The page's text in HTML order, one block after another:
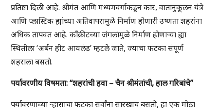
प्रतिष्ठा दिली आहे. श्रीमंत आणि मध्यमवर्गाकडून कार, वातानुकूलन यंत्रे
आणि प्लास्टिक ह्यांच्या अतिवापरामुळे निर्माण होणारी उष्णता शहरांना
अधिक तापवत आहे. काँक्रीटच्या जंगलांमुळे निर्माण होणाऱ्या ह्या
स्थितीला ‘अर्बन हीट आयलंड’ म्हटले जाते, ज्याचा फटका संपूर्ण
शहराला बसतो.
पर्यावरणीय विषमता: “शहरांची हवा – चैन श्रीमंतांची, हाल गरिबांचे”
पर्यावरणाच्या ऱ्हासाचा फटका सर्वांना सारखाच बसतो, हा एक मोठा